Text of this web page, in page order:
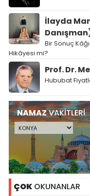
İlayda
Bir Sonuç
Hikâyesi mi?
Prof. Dr.
Hububat
NAMAZVAKİTLERİ
ÇOK OKUNANLAR